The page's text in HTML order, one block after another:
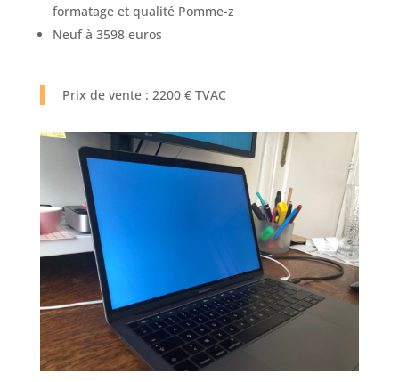
formatage et qualité Pomme-z
Neuf à 3598 euros
Prix de vente : 2200 € TVAC